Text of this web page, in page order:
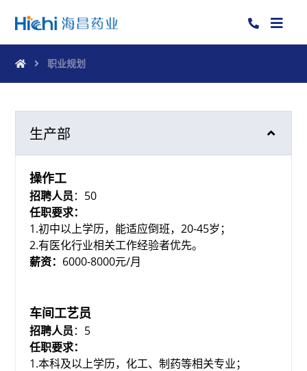
职业规划
生产部
操作工
招聘人员：50
任职要求：
1.初中以上学历，能适应倒班，20-45岁；
2.有医化行业相关工作经验者优先。
薪资： 6000-8000元/月
车间工艺员
招聘人员：5
任职要求：
1.本科及以上学历，化工、制药等相关专业；